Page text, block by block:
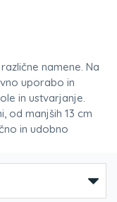
namene. Na
uporabo in
in ustvarjanje.
od manjših 13 cm
in udobno